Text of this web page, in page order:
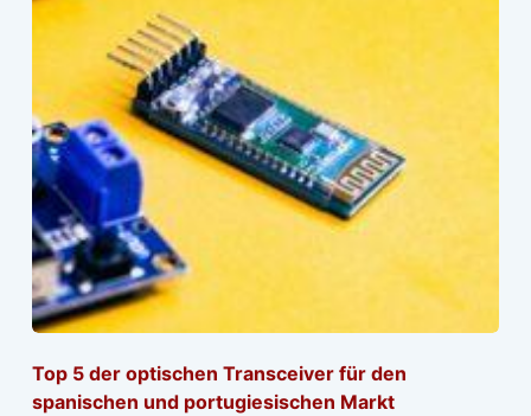
Top 5 der optischen Transceiver für den
spanischen und portugiesischen Markt